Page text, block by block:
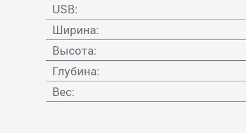
USB:
Ширина:
Высота:
Глубина:
Вес: